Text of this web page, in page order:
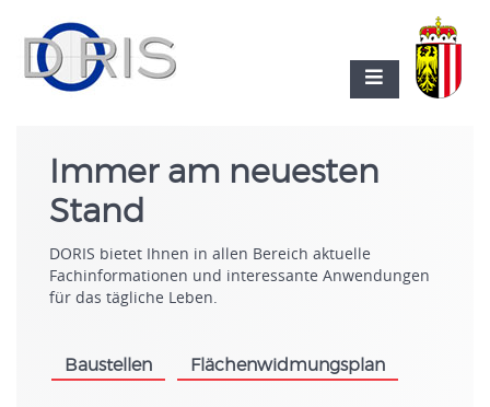
Immer am neuesten
Stand
DORIS bietet Ihnen in allen Bereich aktuelle
Fachinformationen und interessante Anwendungen
für das tägliche Leben.
Baustellen Flächenwidmungsplan